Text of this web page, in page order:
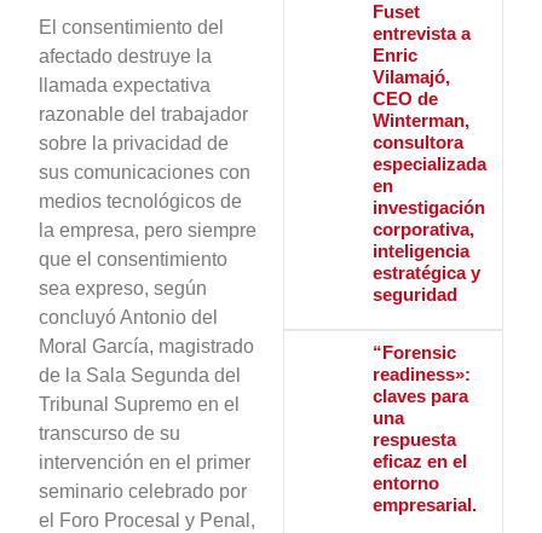
El consentimiento del
afectado destruye la
llamada expectativa
razonable del trabajador
sobre la privacidad de
sus comunicaciones con
medios tecnológicos de
la empresa, pero siempre
que el consentimiento
sea expreso, según
concluyó Antonio del
Moral García, magistrado
de la Sala Segunda del
Tribunal Supremo en el
transcurso de su
intervención en el primer
seminario celebrado por
el Foro Procesal y Penal,
Fuset
entrevista a
Enric
Vilamajó,
CEO de
Winterman,
consultora
especializada
en
investigación
corporativa,
inteligencia
estratégica y
seguridad
“Forensic
readiness»:
claves para
una
respuesta
eficaz en el
entorno
empresarial.